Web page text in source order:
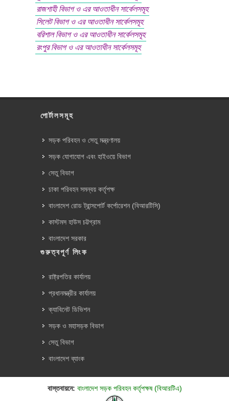
রাজশাহী বিভাগ ও এর আওতাধীন সার্কেলসমূহ
সিলেট বিভাগ ও এর আওতাধীন সার্কেলসমূহ
বরিশাল বিভাগ ও এর আওতাধীন সার্কেলসমূহ
রংপুর বিভাগ ও এর আওতাধীন সার্কেলসমূহ
পোর্টালসমূহ
সড়ক পরিবহন ও সেতু মন্ত্রণালয়
সড়ক যোগাযোগ এবং হাইওয়ে বিভাগ
সেতু বিভাগ
ঢাকা পরিবহন সমন্বয় কর্তৃপক্ষ
বাংলাদেশ রোড ট্রান্সপোর্ট কর্পোরেশন (বিআরটিসি)
কাস্টমস হাউস চট্টগ্রাম
বাংলাদেশ সরকার
গুরুত্বপূর্ণ লিংক
রাষ্ট্রপতির কার্যালয়
প্রধানমন্ত্রীর কার্যালয়
ক্যাবিনেট ডিভিশন
সড়ক ও মহাসড়ক বিভাগ
সেতু বিভাগ
বাংলাদেশ ব্যাংক
বাস্তবায়নে: বাংলাদেশ সড়ক পরিবহন কর্তৃপক্ষ (বিআরটিএ)